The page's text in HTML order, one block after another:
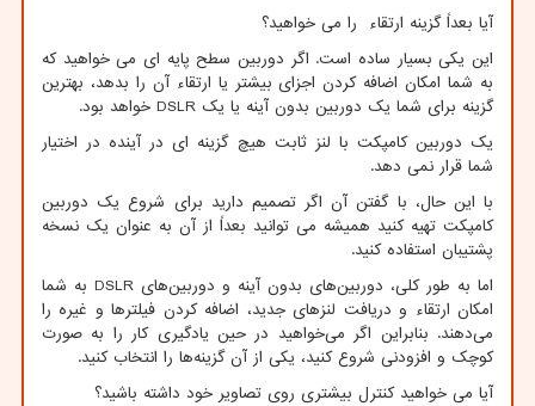
آیا بعداً گزینه ارتقاء را می خواهید؟
این یکی بسیار ساده است. اگر دوربین سطح پایه ای می خواهید که
به شما امکان اضافه کردن اجزای بیشتر یا ارتقاء آن را بدهد، بهترین
گزینه برای شما یک دوربین بدون آینه یا یک DSLR خواهد بود.
یک دوربین کامپکت با لنز ثابت هیچ گزینه ای در آینده در اختیار
شما قرار نمی دهد.
با این حال، با گفتن آن اگر تصمیم دارید برای شروع یک دوربین
کامپکت تهیه کنید همیشه می توانید بعداً از آن به عنوان یک نسخه
پشتیبان استفاده کنید.
اما به طور کلی، دوربین‌های بدون آینه و دوربین‌های DSLR به شما
امکان ارتقاء و دریافت لنزهای جدید، اضافه کردن فیلترها و غیره را
می‌دهند. بنابراین اگر می‌خواهید در حین یادگیری کار را به صورت
کوچک و افزودنی شروع کنید، یکی از آن گزینه‌ها را انتخاب کنید.
آیا می خواهید کنترل بیشتری روی تصاویر خود داشته باشید؟